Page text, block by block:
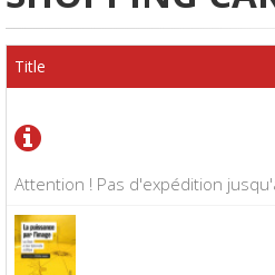
Attention ! Pas d'expédition
Title